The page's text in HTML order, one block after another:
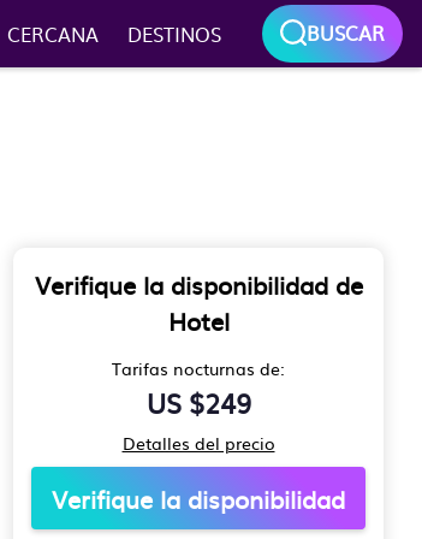
CERCANA DESTINOS BUSCAR
Verifique la disponibilidad de
Hotel
Tarifas nocturnas de:
US $249
Detalles del precio
Verifique la disponibilidad